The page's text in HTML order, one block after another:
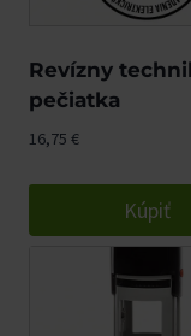
Revízny
pečiatka
16,75 €
Kúpiť